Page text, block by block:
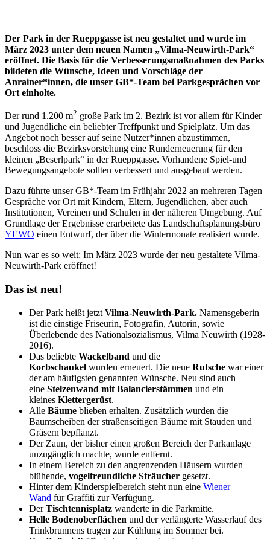
Der Park in der Rueppgasse ist neu gestaltet und wurde im
März 2023 unter dem neuen Namen „Vilma-Neuwirth-Park“
eröffnet. Die Basis für die Verbesserungsmaßnahmen des Parks
bildeten die Wünsche, Ideen und Vorschläge der
Anrainer*innen, die unser GB*-Team bei Parkgesprächen vor
Ort einholte.
Der rund 1.200 m2 große Park im 2. Bezirk ist vor allem für Kinder
und Jugendliche ein beliebter Treffpunkt und Spielplatz. Um das
Angebot noch besser auf seine Nutzer*innen abzustimmen,
beschloss die Bezirksvorstehung eine Runderneuerung für den
kleinen „Beserlpark“ in der Rueppgasse. Vorhandene Spiel-und
Bewegungsangebote sollten verbessert und ausgebaut werden.
Dazu führte unser GB*-Team im Frühjahr 2022 an mehreren Tagen
Gespräche vor Ort mit Kindern, Eltern, Jugendlichen, aber auch
Institutionen, Vereinen und Schulen in der näheren Umgebung. Auf
Grundlage der Ergebnisse erarbeitete das Landschaftsplanungsbüro
YEWO einen Entwurf, der über die Wintermonate realisiert wurde.
Nun war es so weit: Im März 2023 wurde der neu gestaltete Vilma-
Neuwirth-Park eröffnet!
Das ist neu!
Der Park heißt jetzt Vilma-Neuwirth-Park. Namensgeberin
ist die einstige Friseurin, Fotografin, Autorin, sowie
Überlebende des Nationalsozialismus, Vilma Neuwirth (1928-
2016).
Das beliebte Wackelband und die
Korbschaukel wurden erneuert. Die neue Rutsche war einer
der am häufigsten genannten Wünsche. Neu sind auch
eine Stelzenwand mit Balancierstämmen und ein
kleines Klettergerüst.
Alle Bäume blieben erhalten. Zusätzlich wurden die
Baumscheiben der straßenseitigen Bäume mit Stauden und
Gräsern bepflanzt.
Der Zaun, der bisher einen großen Bereich der Parkanlage
unzugänglich machte, wurde entfernt.
In einem Bereich zu den angrenzenden Häusern wurden
blühende, vogelfreundliche Sträucher gesetzt.
Hinter dem Kinderspielbereich steht nun eine Wiener
Wand für Graffiti zur Verfügung.
DerTischtennisplatz wanderte in die Parkmitte.
Helle Bodenoberflächen und der verlängerte Wasserlauf des
Trinkbrunnens tragen zur Kühlung im Sommer bei.